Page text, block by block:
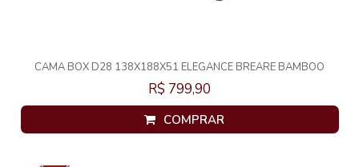
CAMA BOX D28 138X188X51 ELEGANCE BREARE BAMBOO
R$ 799,90
COMPRAR